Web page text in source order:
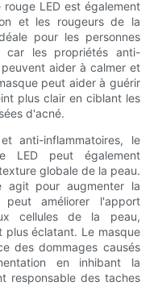
LED est également
et les rougeurs de la
pour les personnes
car les propriétés anti-
aider à calmer et
peut aider à guérir
plus clair en ciblant les
d'acné.
anti-inflammatoires, le
LED peut également
globale de la peau.
agit pour augmenter la
améliorer l'apport
cellules de la peau,
plus éclatant. Le masque
des dommages causés
en inhibant la
responsable des taches